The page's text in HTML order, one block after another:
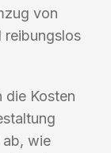
von
reibungslos
die Kosten
ab, wie